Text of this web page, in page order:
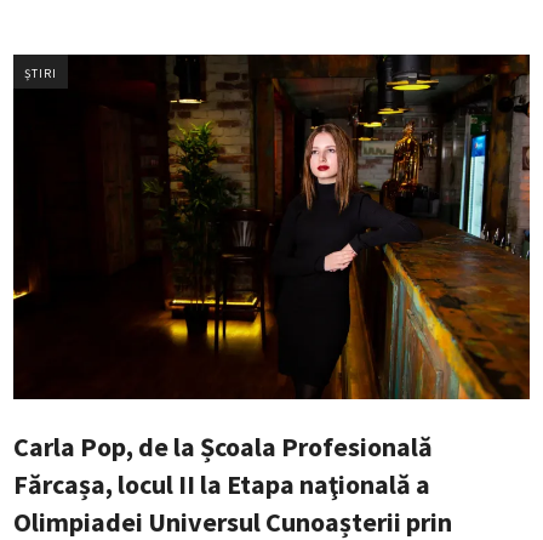
ȘTIRI
Carla Pop, de la Școala Profesională
Fărcașa, locul II la Etapa naţională a
Olimpiadei Universul Cunoașterii prin